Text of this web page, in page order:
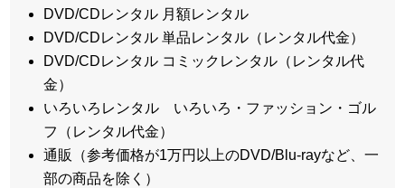
DVD/CDレンタル 月額レンタル
DVD/CDレンタル 単品レンタル（レンタル代金）
DVD/CDレンタル コミックレンタル（レンタル代
金）
いろいろレンタル いろいろ・ファッション・ゴル
フ（レンタル代金）
通販（参考価格が1万円以上のDVD/Blu-rayなど、一
部の商品を除く）